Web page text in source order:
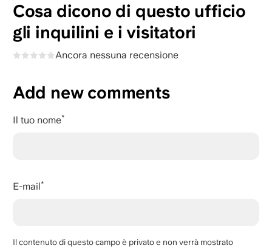
Cosa dicono di questo ufficio
gli inquilini e i visitatori
Ancora nessuna recensione
Add new comments
Il tuo nome
E-mail
Il contenuto di questo campo è privato e non verrà mostrato